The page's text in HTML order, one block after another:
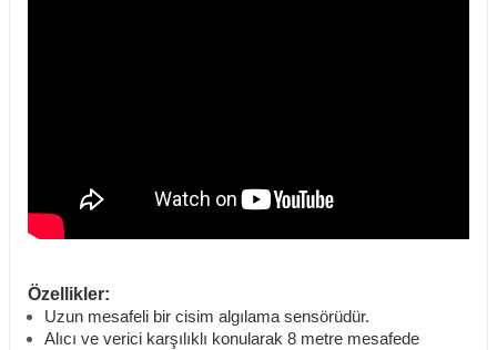
Özellikler:
Uzun mesafeli bir cisim algılama sensörüdür.
Alıcı ve verici karşılıklı konularak 8 metre mesafede